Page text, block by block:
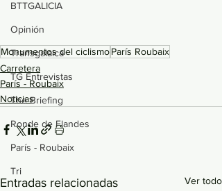
BTTGALICIA
Opinión
Transgalaica
TG Entrevistas
The Briefing
Ronde de Flandes
París - Roubaix
Tri
Monumentos del ciclismoParís Roubaix
Carretera
París - Roubaix
Noticias
Entradas relacionadas Ver todo